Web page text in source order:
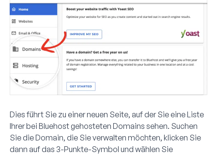
Dies führt Sie zu einer neuen Seite, auf der Sie eine Liste
Ihrer bei Bluehost gehosteten Domains sehen. Suchen
Sie die Domain, die Sie verwalten möchten, klicken Sie
dann auf das 3-Punkte-Symbol und wählen Sie